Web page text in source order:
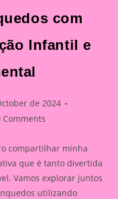
com
Infantil e
de 2024
Comments
compartilhar minha
que é tanto divertida
Vamos explorar juntos
utilizando